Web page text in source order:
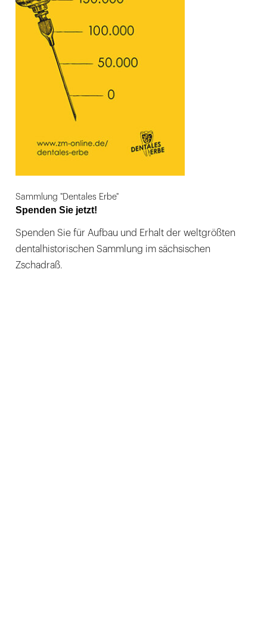
Sammlung "Dentales Erbe"
Spenden Sie jetzt!
Spenden Sie für Aufbau und Erhalt der weltgrößten
dentalhistorischen Sammlung im sächsischen
Zschadraß.